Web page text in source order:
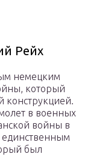
Рейх
немецким
который
конструкцией.
в военных
войны в
единственным
был